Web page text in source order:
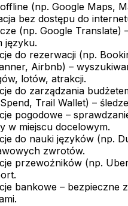
(np. Google Maps,
bez dostępu do
(np. Google Translate)
języku.
do rezerwacji (np.
Airbnb) –
lotów, atrakcji.
do zarządzania
Trail Wallet) –
pogodowe –
w miejscu docelowym.
do nauki języków (np.
zwrotów.
przewoźników (np.
bankowe – bezpieczne